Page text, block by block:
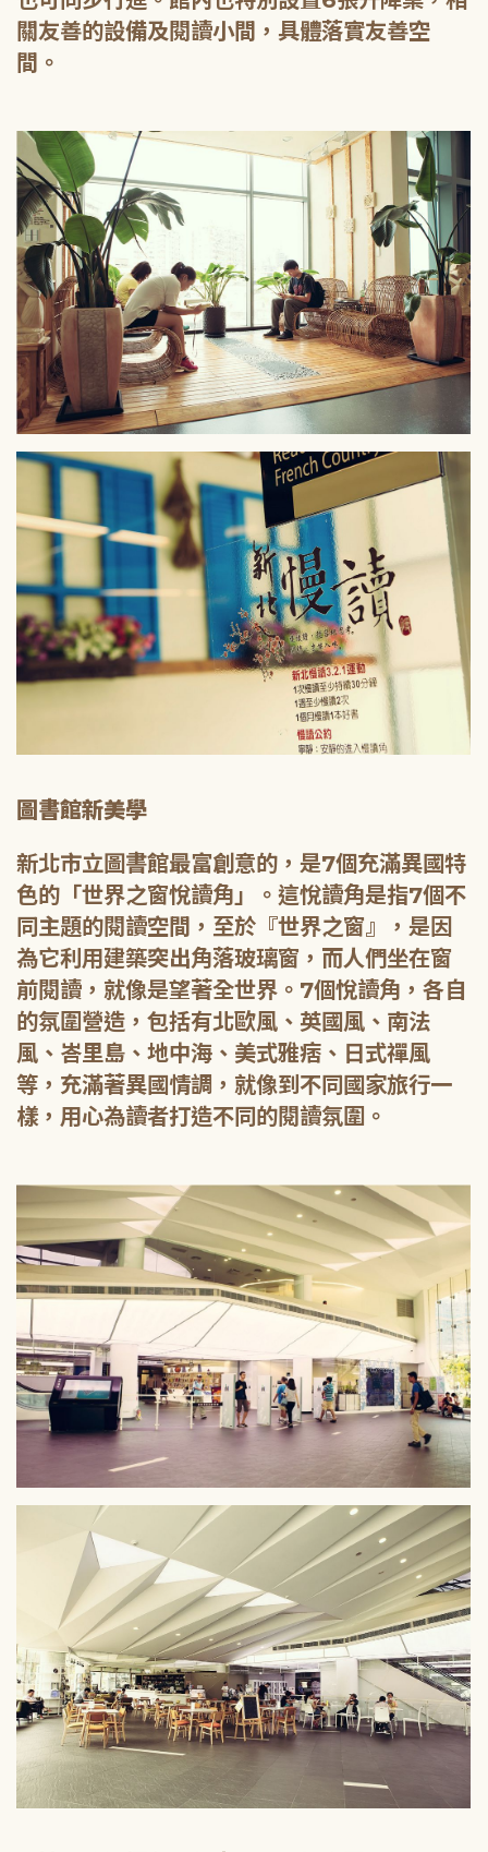
關友善的設備及閱讀小間，具體落實友善空
間。
圖書館新美學
新北市立圖書館最富創意的，是7個充滿異國特
色的「世界之窗悅讀角」。這悅讀角是指7個不
同主題的閱讀空間，至於『世界之窗』，是因
為它利用建築突出角落玻璃窗，而人們坐在窗
前閱讀，就像是望著全世界。7個悅讀角，各自
的氛圍營造，包括有北歐風、英國風、南法
風、峇里島、地中海、美式雅痞、日式禪風
等，充滿著異國情調，就像到不同國家旅行一
樣，用心為讀者打造不同的閱讀氛圍。